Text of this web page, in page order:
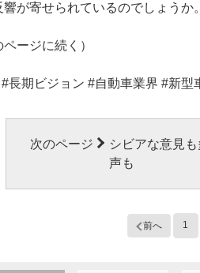
響が寄せられているのでしょうか。
ページに続く）
長期ビジョン #自動車業界 #新型
次のページ
シビアな意見
声も
前へ 1